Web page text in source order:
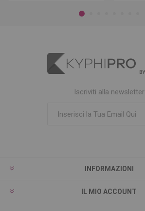
Iscriviti alla newsletter
INFORMAZIONI
IL MIO ACCOUNT